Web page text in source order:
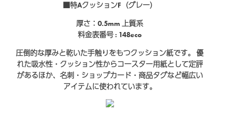
■特AクッションF（グレー）
厚さ：0.5mm 上質系
料金表番号 : 148eco
圧倒的な厚みと乾いた手触りをもつクッション紙です。 優
れた吸水性・クッション性からコースター用紙として定評
があるほか、名刺・ショップカード・商品タグなど幅広い
アイテムに使われています。